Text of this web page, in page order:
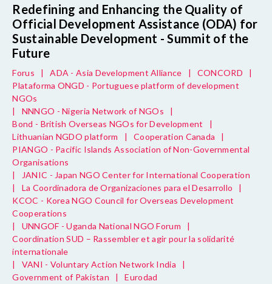
Redefining and Enhancing the Quality of
Official Development Assistance (ODA) for
Sustainable Development - Summit of the
Future
Forus | ADA - Asia Development Alliance | CONCORD
|
Plataforma ONGD - Portuguese platform of development
NGOs
|
NNNGO - Nigeria Network of NGOs
|
Bond - British Overseas NGOs for Development
|
Lithuanian NGDO platform
| Cooperation Canada
|
PIANGO - Pacific Islands Association of Non-Governmental
Organisations
|
JANIC - Japan NGO Center for International Cooperation
|
La Coordinadora de Organizaciones para el Desarrollo
|
KCOC - Korea NGO Council for Overseas Development
Cooperations
|
UNNGOF - Uganda National NGO Forum
|
Coordination SUD – Rassembler et agir pour la solidarité
internationale
|
VANI - Voluntary Action Network India
|
Government of Pakistan
|
Eurodad